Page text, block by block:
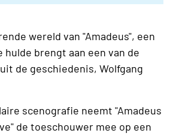
wereld van "Amadeus", een
hulde brengt aan een van de
de geschiedenis, Wolfgang
scenografie neemt "Amadeus
de toeschouwer mee op een